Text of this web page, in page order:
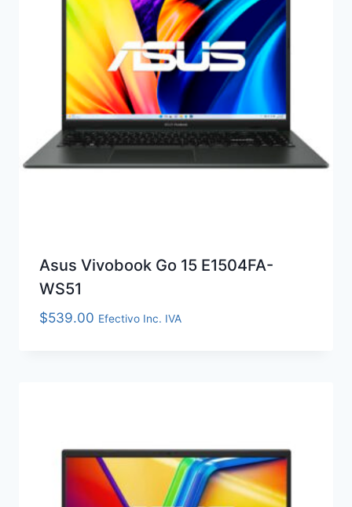
Asus Vivobook Go 15 E1504FA-
WS51
$539.00 Efectivo Inc. IVA